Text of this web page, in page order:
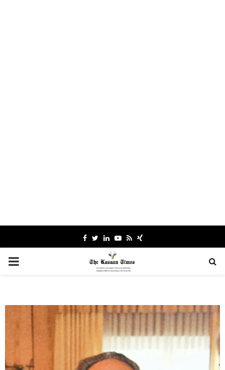
Facebook
TwitterLinkedinYoutube
RssXing
PRIMARY